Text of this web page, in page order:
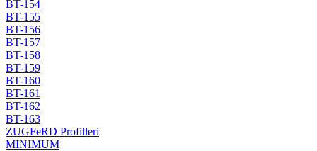
BT-154
BT-155
BT-156
BT-157
BT-158
BT-159
BT-160
BT-161
BT-162
BT-163
ZUGFeRD Profilleri
MINIMUM